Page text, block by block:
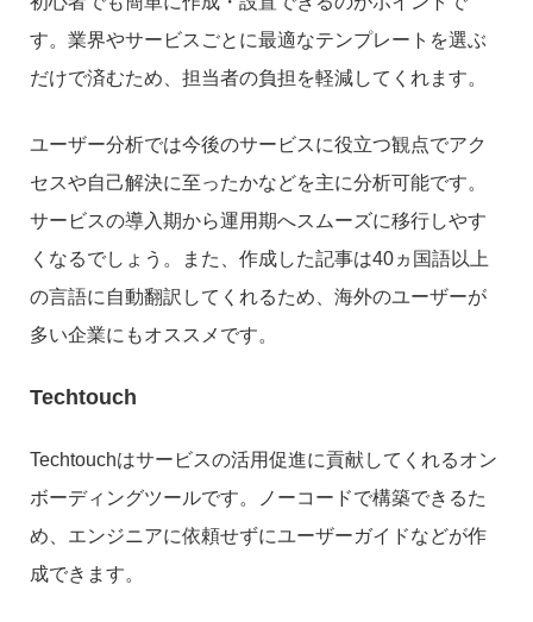
す。業界やサービスごとに最適なテンプレートを選ぶ
だけで済むため、担当者の負担を軽減してくれます。
ユーザー分析では今後のサービスに役立つ観点でアク
セスや自己解決に至ったかなどを主に分析可能です。
サービスの導入期から運用期へスムーズに移行しやす
くなるでしょう。また、作成した記事は40ヵ国語以上
の言語に自動翻訳してくれるため、海外のユーザーが
多い企業にもオススメです。
Techtouch
Techtouchはサービスの活用促進に貢献してくれるオン
ボーディングツールです。ノーコードで構築できるた
め、エンジニアに依頼せずにユーザーガイドなどが作
成できます。